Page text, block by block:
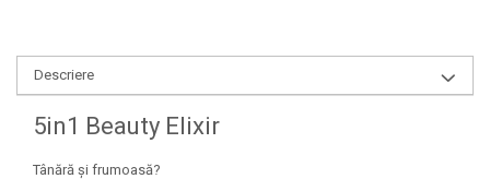
Descriere
5in1 Beauty Elixir
Tânără şi frumoasă?